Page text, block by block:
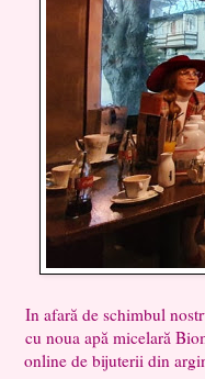
In afară de schimbul
cu noua apă micelară
online de bijuterii din